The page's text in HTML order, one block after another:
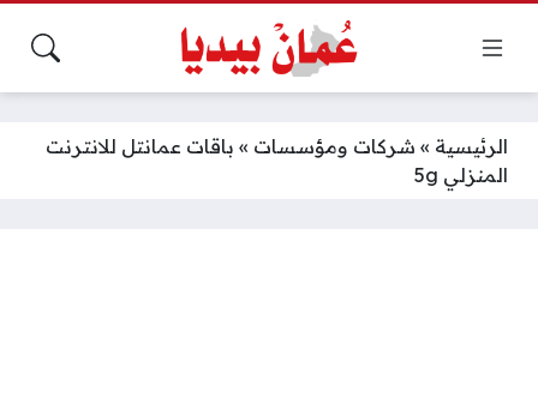
الرئيسية » شركات ومؤسسات » باقات عمانتل للانترنت
المنزلي 5g